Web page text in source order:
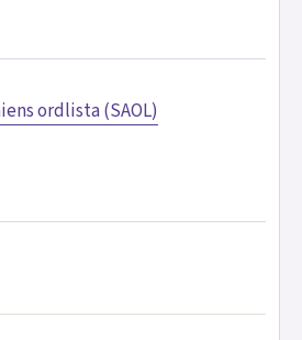
ordlista (SAOL)